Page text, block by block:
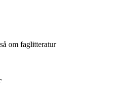
om faglitteratur